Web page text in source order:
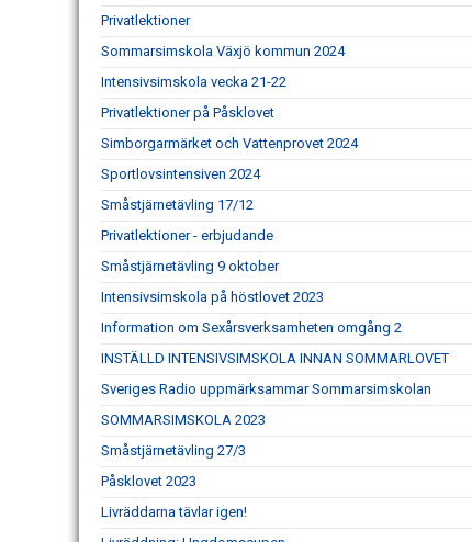
Privatlektioner
Sommarsimskola Växjö kommun 2024
Intensivsimskola vecka 21-22
Privatlektioner på Påsklovet
Simborgarmärket och Vattenprovet 2024
Sportlovsintensiven 2024
Småstjärnetävling 17/12
Privatlektioner - erbjudande
Småstjärnetävling 9 oktober
Intensivsimskola på höstlovet 2023
Information om Sexårsverksamheten omgång 2
INSTÄLLD INTENSIVSIMSKOLA INNAN SOMMARLOVET
Sveriges Radio uppmärksammar Sommarsimskolan
SOMMARSIMSKOLA 2023
Småstjärnetävling 27/3
Påsklovet 2023
Livräddarna tävlar igen!